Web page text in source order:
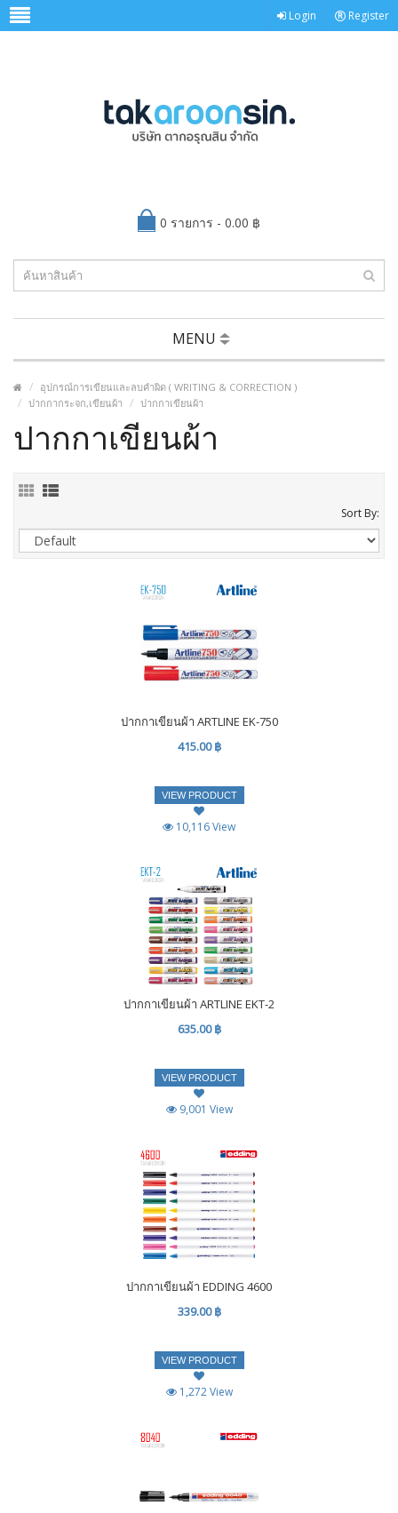
Login Register
0 รายการ - 0.00 ฿
MENU
อุปกรณ์การเขียนและลบคำผิด ( WRITING & CORRECTION )
ปากกากระจก,เขียนผ้า
ปากกาเขียนผ้า
ปากกาเขียนผ้า
Sort By:
ปากกาเขียนผ้า ARTLINE EK-750
415.00 ฿
VIEW PRODUCT
10,116 View
ปากกาเขียนผ้า ARTLINE EKT-2
635.00 ฿
VIEW PRODUCT
9,001 View
ปากกาเขียนผ้า EDDING 4600
339.00 ฿
VIEW PRODUCT
1,272 View